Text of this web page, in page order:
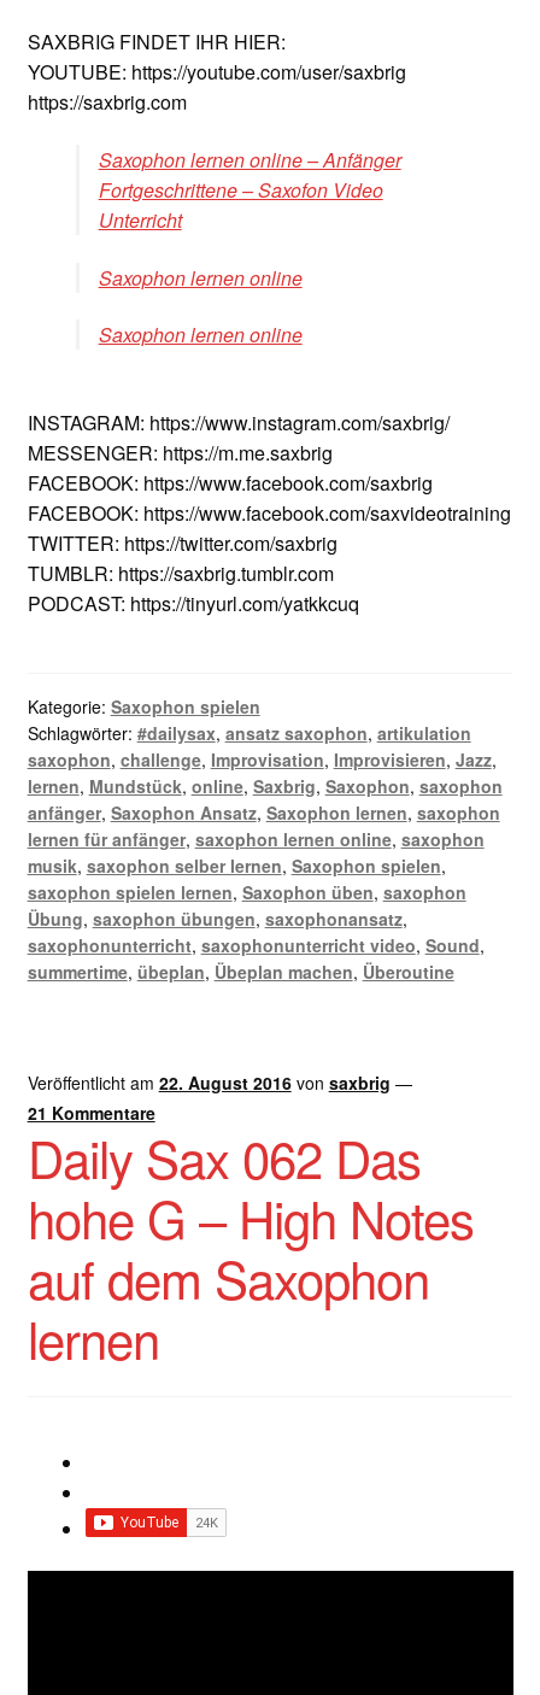
SAXBRIG FINDET IHR HIER:
YOUTUBE: https://youtube.com/user/saxbrig
https://saxbrig.com
Saxophon lernen online – Anfänger
Fortgeschrittene – Saxofon Video
Unterricht
Saxophon lernen online
Saxophon lernen online
INSTAGRAM: https://www.instagram.com/saxbrig/
MESSENGER: https://m.me.saxbrig
FACEBOOK: https://www.facebook.com/saxbrig
FACEBOOK: https://www.facebook.com/saxvideotraining
TWITTER: https://twitter.com/saxbrig
TUMBLR: https://saxbrig.tumblr.com
PODCAST: https://tinyurl.com/yatkkcuq
Kategorie: Saxophon spielen
Schlagwörter: #dailysax, ansatz saxophon, artikulation
saxophon, challenge, Improvisation, Improvisieren, Jazz,
lernen, Mundstück, online, Saxbrig, Saxophon, saxophon
anfänger, Saxophon Ansatz, Saxophon lernen, saxophon
lernen für anfänger, saxophon lernen online, saxophon
musik, saxophon selber lernen, Saxophon spielen,
saxophon spielen lernen, Saxophon üben, saxophon
Übung, saxophon übungen, saxophonansatz,
saxophonunterricht, saxophonunterricht video, Sound,
summertime, übeplan, Übeplan machen, Überoutine
Veröffentlicht am 22. August 2016 von saxbrig —
21 Kommentare
Daily Sax 062 Das
hohe G – High Notes
auf dem Saxophon
lernen